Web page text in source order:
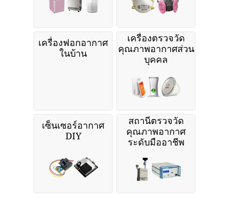
เครื่องฟอกอากาศ
ในบ้าน
เครื่องตรวจวัด
คุณภาพอากาศส่วน
บุคคล
เซ็นเซอร์อากาศ
DIY
สถานีตรวจวัด
คุณภาพอากาศ
ระดับมืออาชีพ